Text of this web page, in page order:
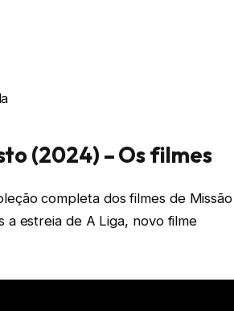
(2024) – Os filmes
completa dos filmes de Missão
a estreia de A Liga, novo filme